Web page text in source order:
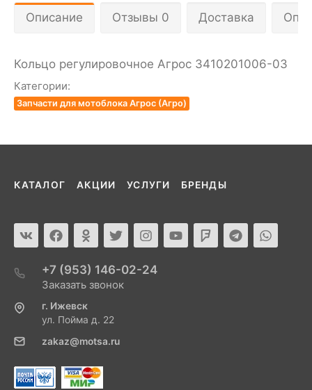
Описание Отзывы 0 Доставка
Кольцо регулировочное Агрос 3410201006-03
Категории:
Запчасти для мотоблока Агрос (Агро)
КАТАЛОГ АКЦИИ УСЛУГИ БРЕНДЫ
+7 (953) 146-02-24
Заказать звонок
г. Ижевск
ул. Пойма д. 22
zakaz@motsa.ru